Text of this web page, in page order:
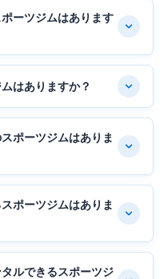
ーツジムはあります
はありますか？
ポーツジムはありま
ポーツジムはありま
ルできるスポーツジ